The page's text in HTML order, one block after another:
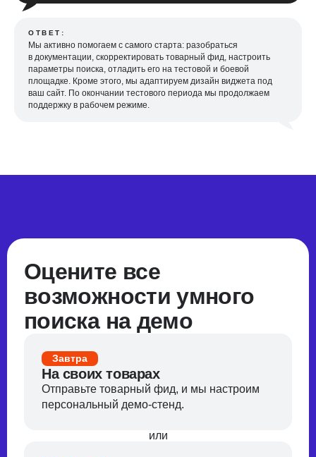
ОТВЕТ:
Мы активно помогаем с самого старта: разобраться
в документации, скорректировать товарный фид, настроить
параметры поиска, отладить его на тестовой и боевой
площадке. Кроме этого, мы адаптируем дизайн виджета под
ваш сайт. По окончании тестового периода мы продолжаем
поддержку в рабочем режиме.
Оцените все
возможности умного
поиска на демо
На своих товарах
Завтра
Отправьте товарный фид, и мы настроим
персональный демо-стенд.
или